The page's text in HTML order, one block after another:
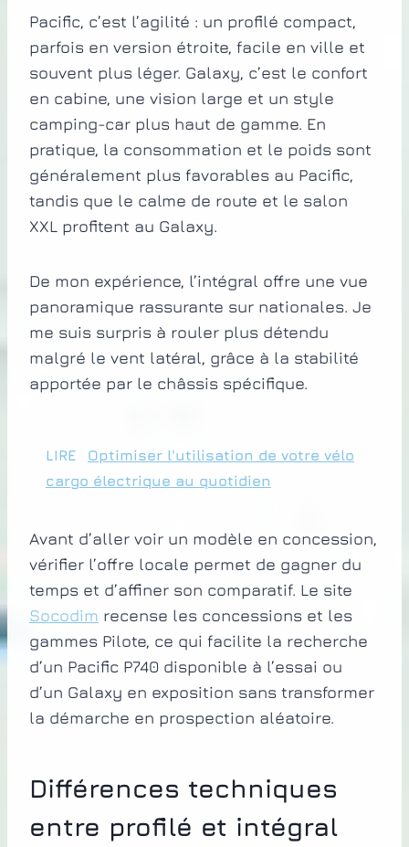
Pacific, c’est l’agilité : un profilé compact,
parfois en version étroite, facile en ville et
souvent plus léger. Galaxy, c’est le confort
en cabine, une vision large et un style
camping-car plus haut de gamme. En
pratique, la consommation et le poids sont
généralement plus favorables au Pacific,
tandis que le calme de route et le salon
XXL profitent au Galaxy.
De mon expérience, l’intégral offre une vue
panoramique rassurante sur nationales. Je
me suis surpris à rouler plus détendu
malgré le vent latéral, grâce à la stabilité
apportée par le châssis spécifique.
LIRE
Optimiser l'utilisation de votre vélo
cargo électrique au quotidien
Avant d’aller voir un modèle en concession,
vérifier l’offre locale permet de gagner du
temps et d’affiner son comparatif. Le site
Socodim recense les concessions et les
gammes Pilote, ce qui facilite la recherche
d’un Pacific P740 disponible à l’essai ou
d’un Galaxy en exposition sans transformer
la démarche en prospection aléatoire.
Différences techniques
entre profilé et intégral